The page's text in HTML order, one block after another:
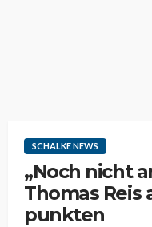
SCHALKE NEWS
„Noch nicht
Thomas Reis
punkten